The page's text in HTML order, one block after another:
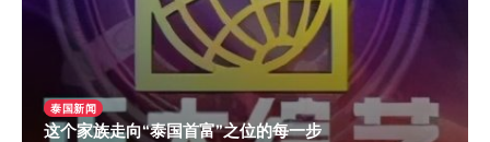
泰国新闻
这个家族走向“泰国首富”之位的每一步